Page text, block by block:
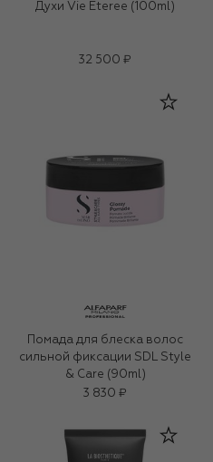
Духи Vie Eteree (100ml)
32 500 ₽
Помада для блеска волос
сильной фиксации SDL Style
& Care (90ml)
3 830 ₽